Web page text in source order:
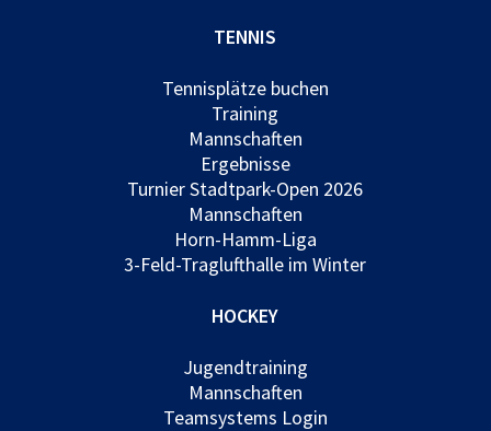
TENNIS
Tennisplätze buchen
Training
Mannschaften
Ergebnisse
Turnier Stadtpark-Open 2026
Mannschaften
Horn-Hamm-Liga
3-Feld-Traglufthalle im Winter
HOCKEY
Jugendtraining
Mannschaften
Teamsystems Login